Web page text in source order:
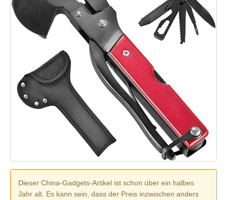
Dieser China-Gadgets-Artikel ist schon über ein halbes
Jahr alt. Es kann sein, dass der Preis inzwischen anders